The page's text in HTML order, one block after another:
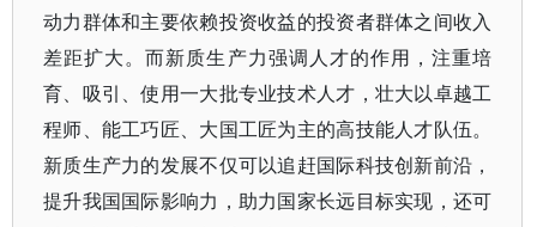
动力群体和主要依赖投资收益的投资者群体之间收入
差距扩大。而新质生产力强调人才的作用，注重培
育、吸引、使用一大批专业技术人才，壮大以卓越工
程师、能工巧匠、大国工匠为主的高技能人才队伍。
新质生产力的发展不仅可以追赶国际科技创新前沿，
提升我国国际影响力，助力国家长远目标实现，还可